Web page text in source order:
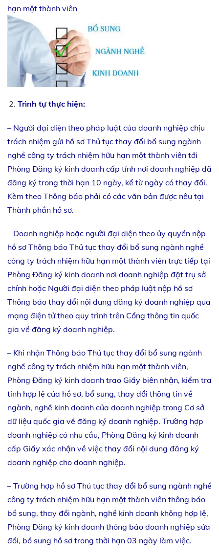
hạn một thành viên
Trình tự thực hiện:
– Người đại diện theo pháp luật của doanh nghiệp chịu
trách nhiệm gửi hồ sơ Thủ tục thay đổi bổ sung ngành
nghề công ty trách nhiệm hữu hạn một thành viên tới
Phòng Đăng ký kinh doanh cấp tỉnh nơi doanh nghiệp đã
đăng ký trong thời hạn 10 ngày, kể từ ngày có thay đổi.
Kèm theo Thông báo phải có các văn bản được nêu tại
Thành phần hồ sơ.
– Doanh nghiệp hoặc người đại diện theo ủy quyền nộp
hồ sơ Thông báo Thủ tục thay đổi bổ sung ngành nghề
công ty trách nhiệm hữu hạn một thành viên trực tiếp tại
Phòng Đăng ký kinh doanh nơi doanh nghiệp đặt trụ sở
chính hoặc Người đại diện theo pháp luật nộp hồ sơ
Thông báo thay đổi nội dung đăng ký doanh nghiệp qua
mạng điện tử theo quy trình trên Cổng thông tin quốc
gia về đăng ký doanh nghiệp.
– Khi nhận Thông báo Thủ tục thay đổi bổ sung ngành
nghề công ty trách nhiệm hữu hạn một thành viên,
Phòng Đăng ký kinh doanh trao Giấy biên nhận, kiểm tra
tính hợp lệ của hồ sơ, bổ sung, thay đổi thông tin về
ngành, nghề kinh doanh của doanh nghiệp trong Cơ sở
dữ liệu quốc gia về đăng ký doanh nghiệp. Trường hợp
doanh nghiệp có nhu cầu, Phòng Đăng ký kinh doanh
cấp Giấy xác nhận về việc thay đổi nội dung đăng ký
doanh nghiệp cho doanh nghiệp.
– Trường hợp hồ sơ Thủ tục thay đổi bổ sung ngành nghề
công ty trách nhiệm hữu hạn một thành viên thông báo
bổ sung, thay đổi ngành, nghề kinh doanh không hợp lệ,
Phòng Đăng ký kinh doanh thông báo doanh nghiệp sửa
đổi, bổ sung hồ sơ trong thời hạn 03 ngày làm việc.